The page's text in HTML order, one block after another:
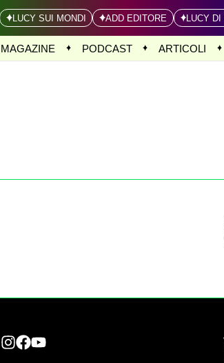
LUCY SUI MONDI ADD EDITORE LUCY DI
MAGAZINE PODCAST ARTICOLI